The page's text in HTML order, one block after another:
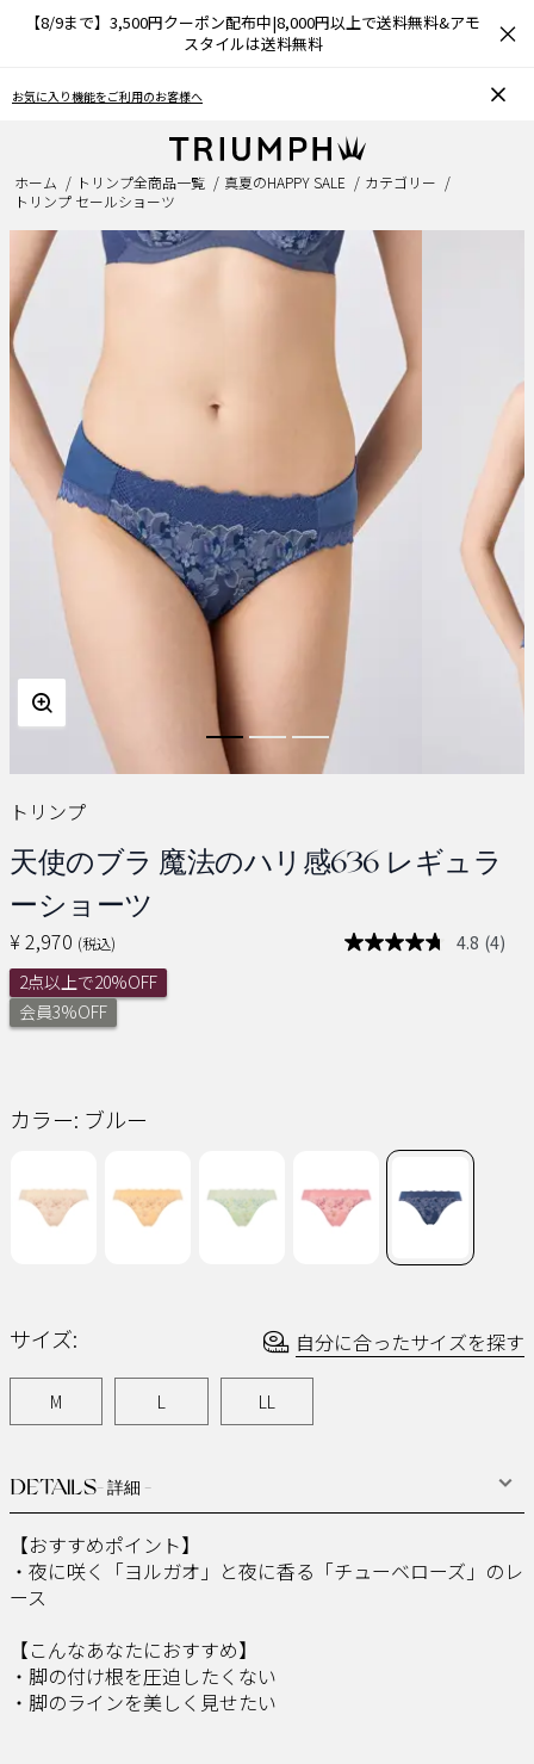
【8/9まで】3,500円クーポン配布中|8,000円以上で送料無料&アモ
スタイルは送料無料
×
のお客様へ おうちで簡単♪ブラサイズの
ホーム トリンプ全商品一覧 真夏のHAPPY SALE
カテゴリー
トリンプ セールショーツ
DETAILS- 詳細 -
【おすすめポイント】​
・夜に咲く「ヨルガオ」と夜に香る「チューベローズ」のレ
ース​
【こんなあなたにおすすめ】​
・脚の付け根を圧迫したくない​
・脚のラインを美しく見せたい​
トリンプ
天使のブラ 魔法のハリ感636 レギュラ
ーショーツ
¥ 2,970 (税込) 4.8 レ
(4)
2点以上で20%OFF
会員3%OFF
カラー: ブルー
サイズ: 自分に合ったサイズを探す
M L LL